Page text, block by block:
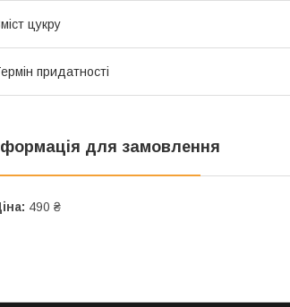
цукру
придатності
для замовлення
490 ₴